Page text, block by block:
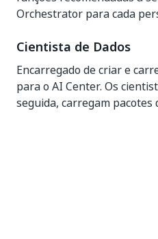
Orchestrator para cada
Cientista de Dados
Encarregado de criar e
para o AI Center. Os
seguida, carregam pacotes